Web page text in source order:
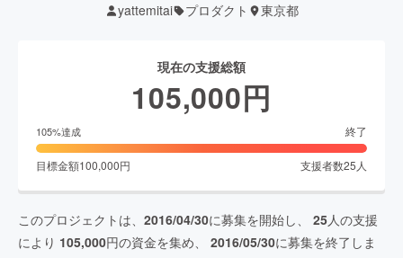
yattemitai プロダクト 東京都
現在の支援総額
105,000円
105%達成 終了
目標金額100,000円 支援者数25 人
このプロジェクトは、 2016/04/30に募集を開始し、 25人の支援
により 105,000円の資金を集め、 2016/05/30に募集を終了しま